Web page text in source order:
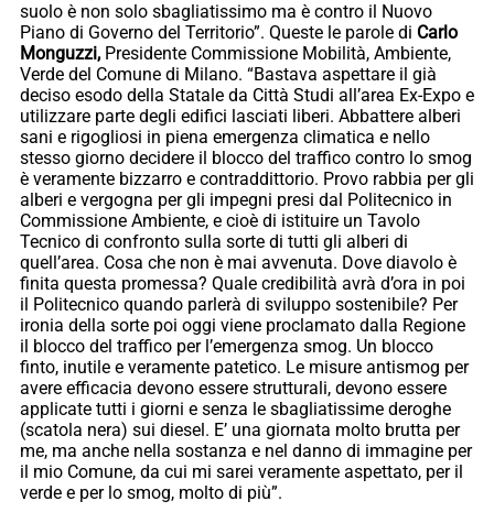
suolo è non solo sbagliatissimo ma è contro il Nuovo
Piano di Governo del Territorio”. Queste le parole di Carlo
Monguzzi, Presidente Commissione Mobilità, Ambiente,
Verde del Comune di Milano. “Bastava aspettare il già
deciso esodo della Statale da Città Studi all’area Ex-Expo e
utilizzare parte degli edifici lasciati liberi. Abbattere alberi
sani e rigogliosi in piena emergenza climatica e nello
stesso giorno decidere il blocco del traffico contro lo smog
è veramente bizzarro e contraddittorio. Provo rabbia per gli
alberi e vergogna per gli impegni presi dal Politecnico in
Commissione Ambiente, e cioè di istituire un Tavolo
Tecnico di confronto sulla sorte di tutti gli alberi di
quell’area. Cosa che non è mai avvenuta. Dove diavolo è
finita questa promessa? Quale credibilità avrà d’ora in poi
il Politecnico quando parlerà di sviluppo sostenibile? Per
ironia della sorte poi oggi viene proclamato dalla Regione
il blocco del traffico per l’emergenza smog. Un blocco
finto, inutile e veramente patetico. Le misure antismog per
avere efficacia devono essere strutturali, devono essere
applicate tutti i giorni e senza le sbagliatissime deroghe
(scatola nera) sui diesel. E’ una giornata molto brutta per
me, ma anche nella sostanza e nel danno di immagine per
il mio Comune, da cui mi sarei veramente aspettato, per il
verde e per lo smog, molto di più”.